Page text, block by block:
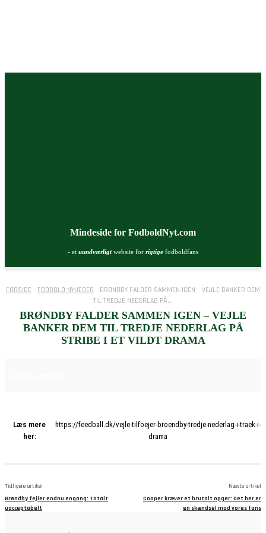
Mindeside for FodboldNyt.com
- et uundværligtwebsite for rigtige fodboldfans
FORSIDE FODBOLD NYHEDER
BRØNDBY FALDER SAMMEN IGEN – VEJLE BANKER DEM
TIL TREDJE NEDERLAG PÅ...
BRØNDBY FALDER SAMMEN IGEN – VEJLE
BANKER DEM TIL TREDJE NEDERLAG PÅ
STRIBE I ET VILDT DRAMA
Læs mere
her:
https://feedball.dk/vejle-tilfoejer-broendby-tredje-nederlag-i-traek-i-
drama
Tidligere artikel
Brøndby fejler endnu engang: Totalt
uacceptabelt
Næste artikel
Cooper kræver et brutalt opgør: Det her er
en skændsel mod vores fans